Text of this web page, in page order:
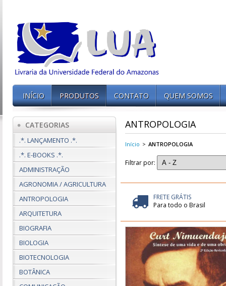
INÍCIO PRODUTOS CONTATO QUEM SOMOS
CATEGORIAS
.*. LANÇAMENTO .*.
.*. E-BOOKS .*.
ADMINISTRAÇÃO
AGRONOMIA / AGRICULTURA
ANTROPOLOGIA
ARQUITETURA
BIOGRAFIA
BIOLOGIA
BIOTECNOLOGIA
BOTÂNICA
ANTROPOLOGIA
Início > ANTROPOLOGIA
Filtrar por:
FRETE GRÁTIS
Para todo o Brasil